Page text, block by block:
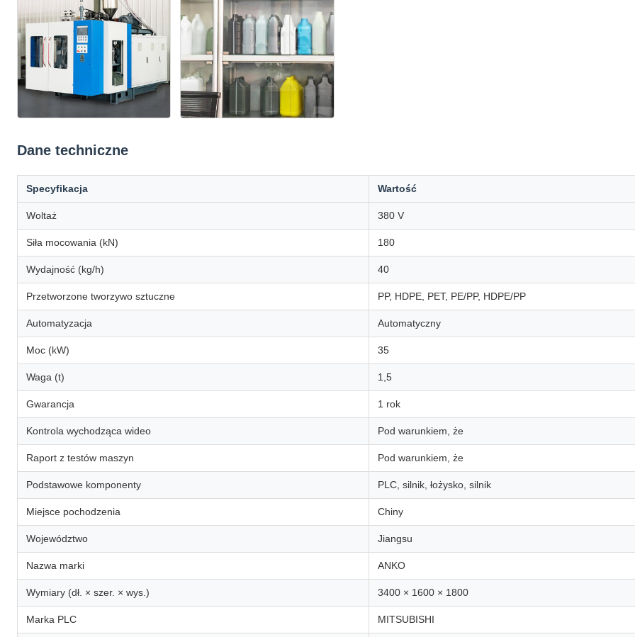
Dane techniczne
Specyfikacja Wartość
Woltaż 380 V
Siła mocowania (kN) 180
Wydajność (kg/h) 40
Przetworzone tworzywo sztuczne PP, HDPE, PET, PE/PP, HDPE/PP
Automatyzacja Automatyczny
Moc (kW) 35
Waga (t) 1,5
Gwarancja 1 rok
Kontrola wychodząca wideo Pod warunkiem, że
Raport z testów maszyn Pod warunkiem, że
Podstawowe komponenty PLC, silnik, łożysko, silnik
Miejsce pochodzenia Chiny
Województwo Jiangsu
Nazwa marki ANKO
Wymiary (dł. × szer. × wys.) 3400 × 1600 × 1800
Marka PLC MITSUBISHI